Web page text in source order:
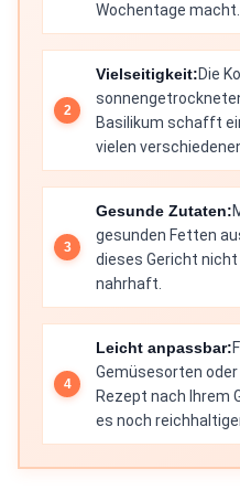
Wochentage macht.
Vielseitigkeit:Die
Basilikum schafft
vielen
Gesunde Zutaten:
gesunden Fetten
dieses Gericht nicht
nahrhaft.
Leicht anpassbar:
Gemüsesorten
Rezept nach Ihrem
es noch